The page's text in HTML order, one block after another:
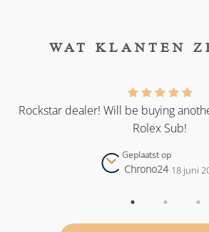
WAT KLANTEN
Rockstar dealer! Will be buying
Rolex Sub!
Geplaatst op
Chrono24 18 juni